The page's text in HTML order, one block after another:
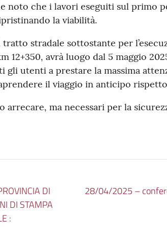
noto che i lavori eseguiti sul primo
la viabilità.
stradale sottostante per
12+350, avrà luogo dal 5 maggio
utenti a prestare la massima
il viaggio in anticipo
arrecare, ma necessari per la
DI
DI STAMPA
:
28/04/2025 –